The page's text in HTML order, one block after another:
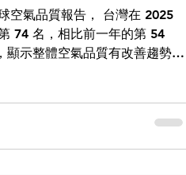
空氣品質報告， 台灣在 2025
74 名，相比前一年的第 54
顯示整體空氣品質有改善趨勢。
為目前台灣的 PM2.5 年均濃
WHO）建議的 5 μg/m³，[2]